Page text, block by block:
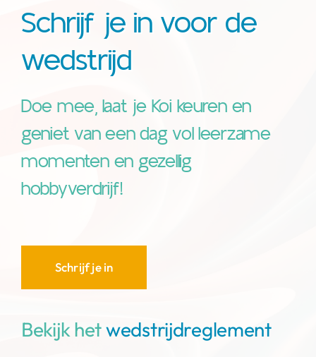
Schrijf je in voor de
wedstrijd
Doe mee, laat je Koi keuren en
geniet van een dag vol leerzame
momenten en gezellig
hobbyverdrijf!
Schrijf je in
Bekijk hetwedstrijdreglement